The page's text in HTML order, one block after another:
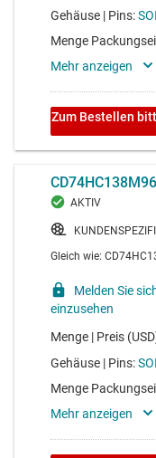
Oszillator
Voltage range 3V to
CD4014B
CMOS 8-stufiges